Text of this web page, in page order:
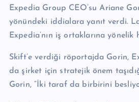
Expedia Group CEO’su Ariane
yönündeki iddialara yanıt verdi.
Expedia’nın iş ortaklarına
Skift’e verdiği röportajda Gorin,
da şirket için stratejik önem
Gorin, “İki taraf da birbirini